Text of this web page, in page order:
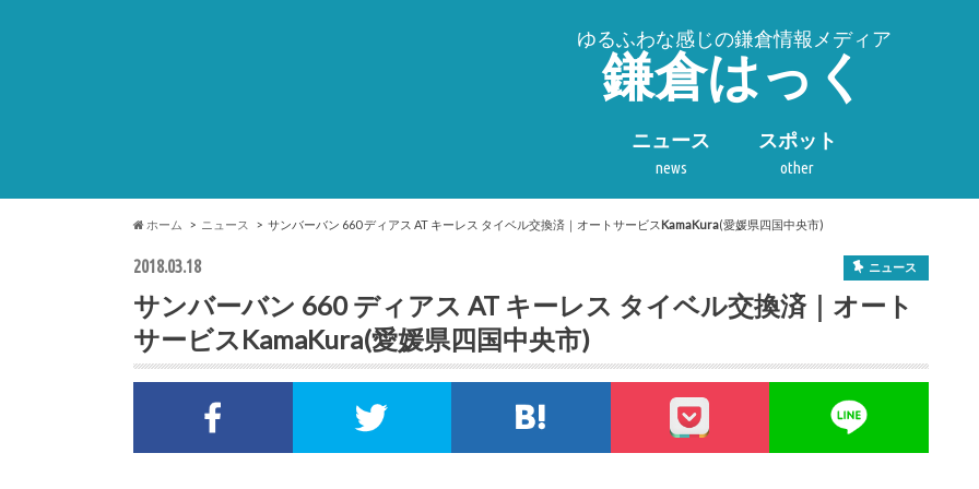
ゆるふわな感じの鎌倉情報メディア
鎌倉はっく
ニュース
news
スポット
other
ホーム ニュース サンバーバン 660 ディアス AT キーレス タイベル交換済｜オートサービス KamaKura(愛媛県四国中央市)
2018.03.18 ニュース
サンバーバン 660 ディアス AT キーレス タイベル交換済｜オート
サービス KamaKura(愛媛県四国中央市)
Facebookでシェア Twitterでシェア このエントリーをはてなブックマークに追加